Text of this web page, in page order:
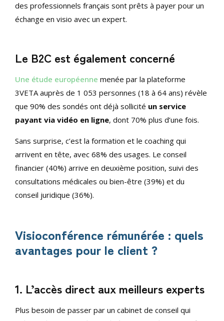
des professionnels français sont prêts à payer pour un
échange en visio avec un expert.
Le B2C est également concerné
Une étude européenne menée par la plateforme
3VETA auprès de 1 053 personnes (18 à 64 ans) révèle
que 90% des sondés ont déjà sollicité un service
payant via vidéo en ligne, dont 70% plus d’une fois.
Sans surprise, c’est la formation et le coaching qui
arrivent en tête, avec 68% des usages. Le conseil
financier (40%) arrive en deuxième position, suivi des
consultations médicales ou bien-être (39%) et du
conseil juridique (36%).
Visioconférence rémunérée : quels
avantages pour le client ?
1. L’accès direct aux meilleurs experts
Plus besoin de passer par un cabinet de conseil qui